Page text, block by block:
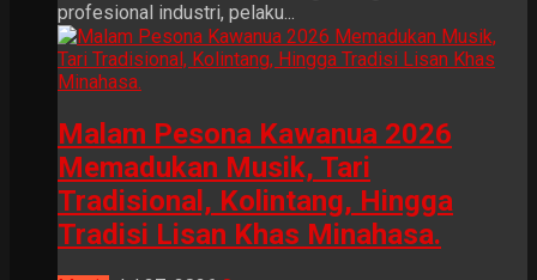
profesional industri, pelaku...
Malam Pesona Kawanua 2026
Memadukan Musik, Tari
Tradisional, Kolintang, Hingga
Tradisi Lisan Khas Minahasa.